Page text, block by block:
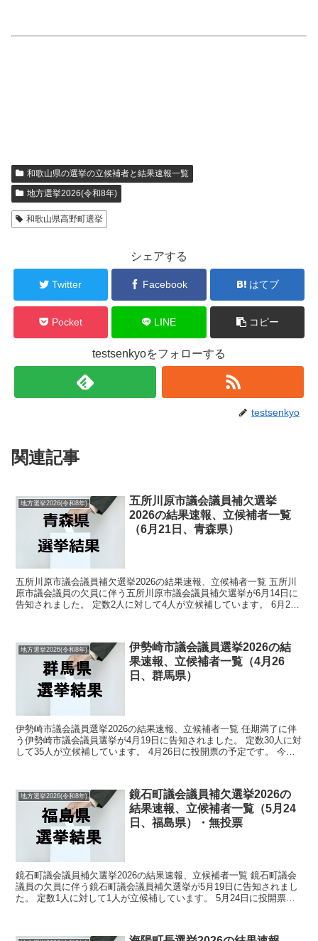
和歌山県の選挙の立候補者と結果速報一覧
地方選挙2026(令和8年)
和歌山県高野町選挙
シェアする
Twitter Facebook はてブ
Pocket LINE コピー
testsenkyoをフォローする
testsenkyo
関連記事
地方選挙2026(令和8年)
五所川原市議会議員補欠選挙
2026の結果速報、立候補者一覧
（6月21日、青森県）
五所川原市議会議員補欠選挙2026の結果速報、立候補者一覧 五所川
原市議会議員の欠員に伴う五所川原市議会議員補欠選挙が6月14日に
告知されました。 定数2人に対して4人が立候補しています。 6月21
地方選挙2026(令和8年)
伊勢崎市議会議員選挙2026の結
果速報、立候補者一覧（4月26
日、群馬県）
伊勢崎市議会議員選挙2026の結果速報、立候補者一覧 任期満了に伴
う伊勢崎市議会議員選挙が4月19日に告知されました。 定数30人に対
して35人が立候補しています。 4月26日に投開票の予定です。 今回
地方選挙2026(令和8年)
鏡石町議会議員補欠選挙2026の
結果速報、立候補者一覧（5月24
日、福島県）・無投票
鏡石町議会議員補欠選挙2026の結果速報、立候補者一覧 鏡石町議会
議員の欠員に伴う鏡石町議会議員補欠選挙が5月19日に告知されまし
た。 定数1人に対して1人が立候補しています。 5月24日に投開票の